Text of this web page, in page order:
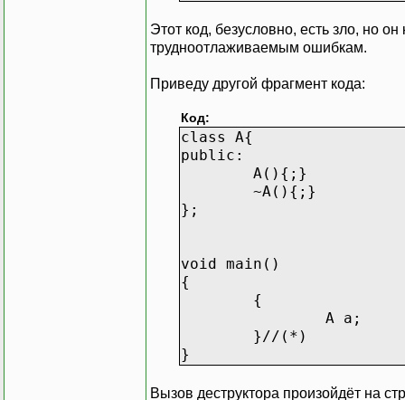
Этот код, безусловно, есть зло, но
трудноотлаживаемым ошибкам.
Приведу другой фрагмент кода:
Код:
class A{
public:
A(){;}
~A(){;}
};
void main()
{
{
A a;
}//(*)
}
Вызов деструктора произойдёт на